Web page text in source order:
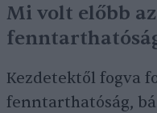
Mi volt előbb
Kezdetektől fogva
fenntarthatóság,